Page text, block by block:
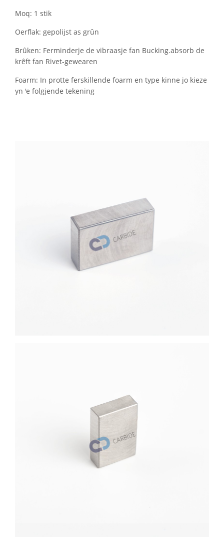
Moq: 1 stik
Oerflak: gepolijst as grûn
Brûken: Ferminderje de vibraasje fan Bucking.absorb de
krêft fan Rivet-gewearen
Foarm: In protte ferskillende foarm en type kinne jo kieze
yn 'e folgjende tekening